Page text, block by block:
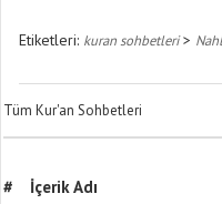
Etiketleri: kuran sohbetleri>
Tüm Kur'an Sohbetleri
# İçerik Adı